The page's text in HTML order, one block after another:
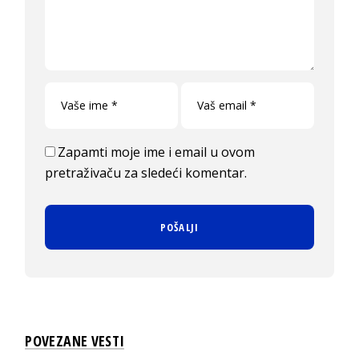
Zapamti moje ime i email u ovom
pretraživaču za sledeći komentar.
POVEZANE VESTI